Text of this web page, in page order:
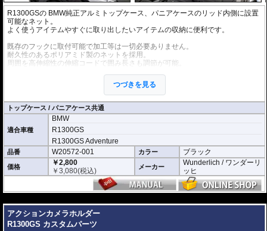
R1300GSの BMW純正アルミトップケース、パニアケースのリッド内側に設置
可能なネット。
よく使うアイテムやすぐに取り出したいアイテムの収納に便利です。
既存のフックに取付可能で加工等は一切必要ありません。
耐久性のあるポリアミド製のネットを採用。
周囲を高伸縮性の伸縮コードで囲み長さも調節が可能。
1つ単位での販売です。
つづきを見る
トップケース / パニアケース共通
適合車種
BMW
R1300GS
R1300GS Adventure
品番 W20572-001 カラー ブラック
価格
￥2,800
￥3,080(税込) メーカー
Wunderlich / ワンダーリ
ッヒ
アクションカメラホルダー
R1300GS カスタムパーツ